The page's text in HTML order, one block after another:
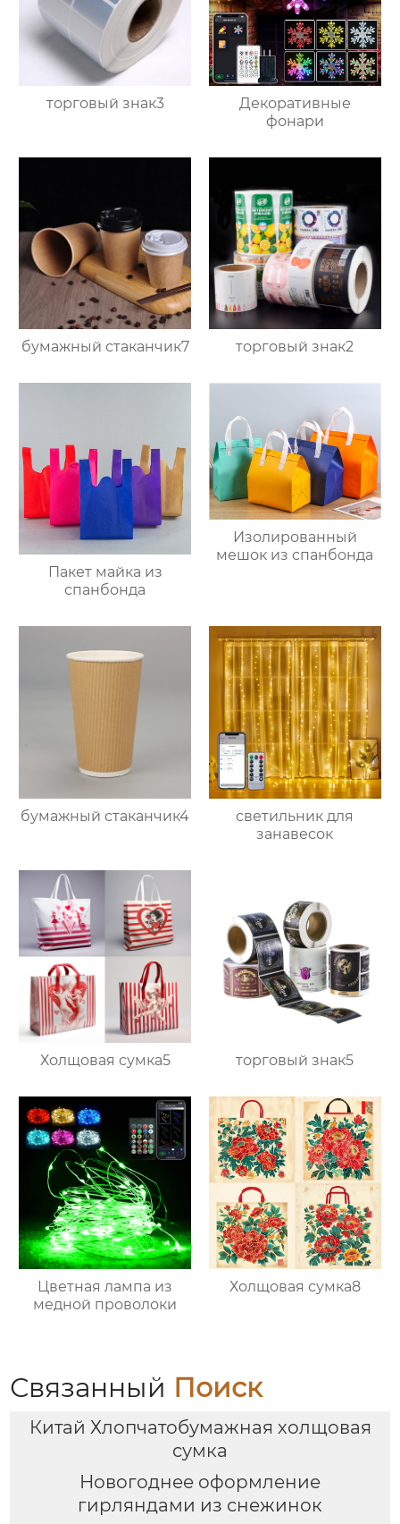
торговый знак3
Декоративные
фонари
бумажный стаканчик7 торговый знак2
Пакет майка из
спанбонда
Изолированный
мешок из спанбонда
бумажный стаканчик4
светильник для
занавесок
Холщовая сумка5 торговый знак5
Цветная лампа из
медной проволоки
Холщовая сумка8
Связанный Поиск
Китай Хлопчатобумажная холщовая
сумка
Новогоднее оформление
гирляндами из снежинок